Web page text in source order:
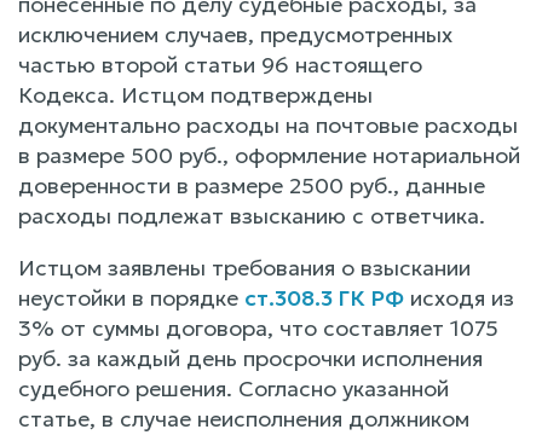
исключением случаев, предусмотренных
частью второй статьи 96 настоящего
Кодекса. Истцом подтверждены
документально расходы на почтовые расходы
в размере 500 руб., оформление нотариальной
доверенности в размере 2500 руб., данные
расходы подлежат взысканию с ответчика.
Истцом заявлены требования о взыскании
неустойки в порядке ст.308.3 ГК РФ исходя из
3% от суммы договора, что составляет 1075
руб. за каждый день просрочки исполнения
судебного решения. Согласно указанной
статье, в случае неисполнения должником